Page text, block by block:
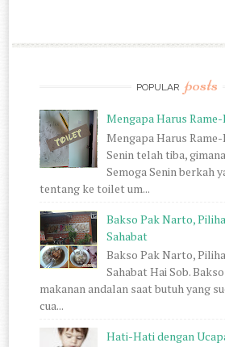
POPULAR posts
Mengapa Harus Rame-
Mengapa Harus Rame-
Senin telah tiba,
Semoga Senin berkah
tentang ke toilet um...
Bakso Pak Narto,
Sahabat
Bakso Pak Narto,
Sahabat Hai Sob.
makanan andalan saat butuh yang
cua...
Hati-Hati dengan